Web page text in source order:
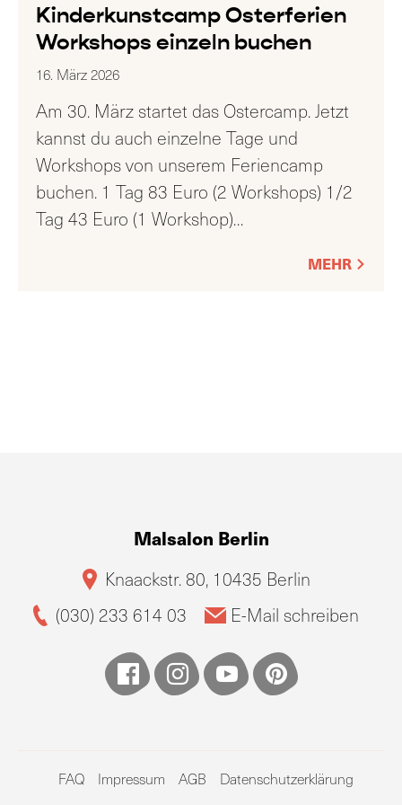
Kinderkunstcamp Osterferien
Workshops einzeln buchen
16. März 2026
Am 30. März startet das Ostercamp. Jetzt
kannst du auch einzelne Tage und
Workshops von unserem Feriencamp
buchen. 1 Tag 83 Euro (2 Workshops) 1/2
Tag 43 Euro (1 Workshop)…
MEHR
Malsalon Berlin
Knaackstr. 80, 10435 Berlin
(030) 233 614 03
E-Mail schreiben
FAQ Impressum AGB Datenschutzerklärung